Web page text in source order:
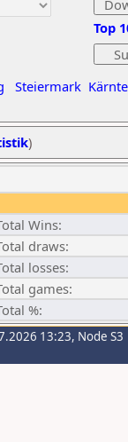
Steiermark
Top
)
Wins:
draws:
losses:
games:
%:
13:23, Node S3